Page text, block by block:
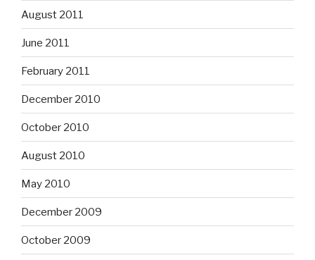
August 2011
June 2011
February 2011
December 2010
October 2010
August 2010
May 2010
December 2009
October 2009